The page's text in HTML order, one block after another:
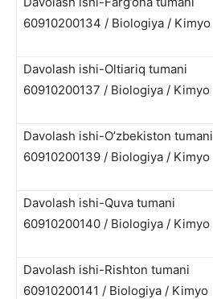
60910200134 / Biologiya / Kimyo
Davolash ishi-Oltiariq tumani
60910200137 / Biologiya / Kimyo
Davolash ishi-O’zbekiston tumani
60910200139 / Biologiya / Kimyo
Davolash ishi-Quva tumani
60910200140 / Biologiya / Kimyo
Davolash ishi-Rishton tumani
60910200141 / Biologiya / Kimyo